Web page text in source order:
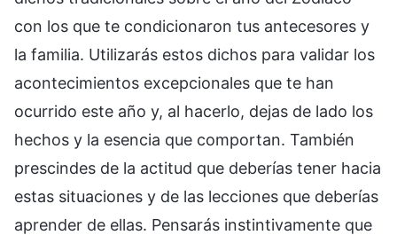
con los que te condicionaron tus antecesores y
la familia. Utilizarás estos dichos para validar los
acontecimientos excepcionales que te han
ocurrido este año y, al hacerlo, dejas de lado los
hechos y la esencia que comportan. También
prescindes de la actitud que deberías tener hacia
estas situaciones y de las lecciones que deberías
aprender de ellas. Pensarás instintivamente que